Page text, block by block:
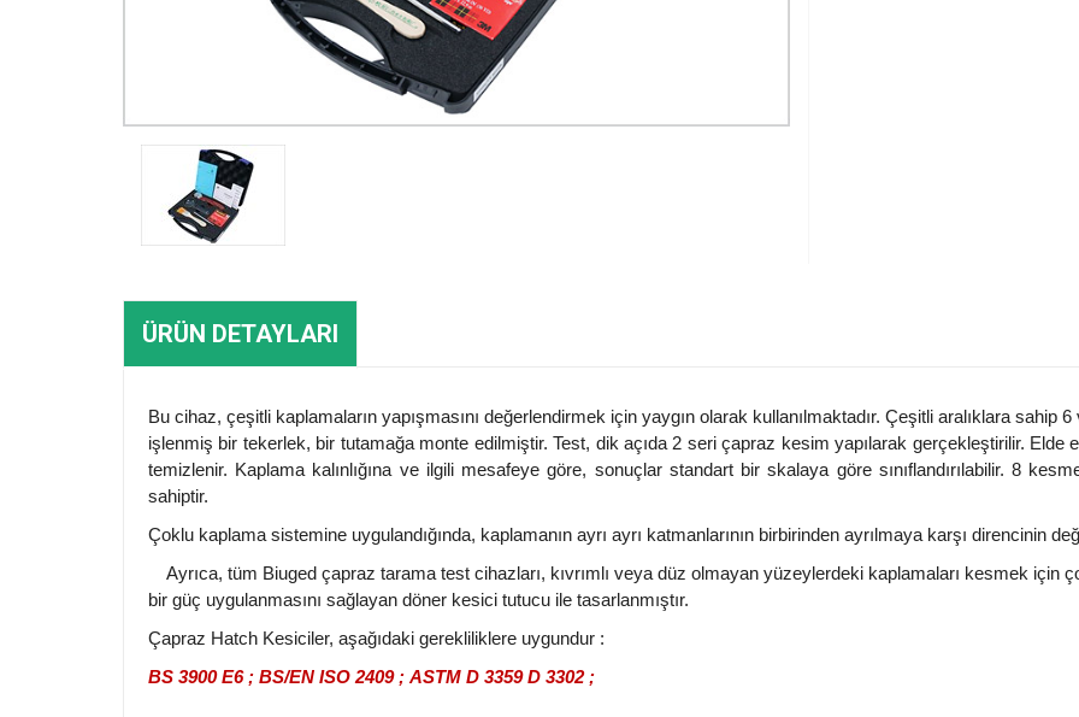
ÜRÜN DETAYLARI
Bu cihaz, çeşitli kaplamaların yapışmasını değerlendirmek için yaygın olarak kullanılmaktadır. Çeşitli aralıklara
işlenmiş bir tekerlek, bir tutamağa monte edilmiştir. Test, dik açıda 2 seri çapraz kesim yapılarak gerçekleştirilir. Elde
temizlenir. Kaplama kalınlığına ve ilgili mesafeye göre, sonuçlar standart bir skalaya göre sınıflandırılabilir. 8
sahiptir.
Çoklu kaplama sistemine uygulandığında, kaplamanın ayrı ayrı katmanlarının birbirinden ayrılmaya karşı direncinin
Ayrıca, tüm Biuged çapraz tarama test cihazları, kıvrımlı veya düz olmayan yüzeylerdeki kaplamaları kesmek için
bir güç uygulanmasını sağlayan döner kesici tutucu ile tasarlanmıştır.
Çapraz Hatch Kesiciler, aşağıdaki gerekliliklere uygundur :
BS 3900 E6 ; BS/EN ISO 2409 ; ASTM D 3359 D 3302 ;